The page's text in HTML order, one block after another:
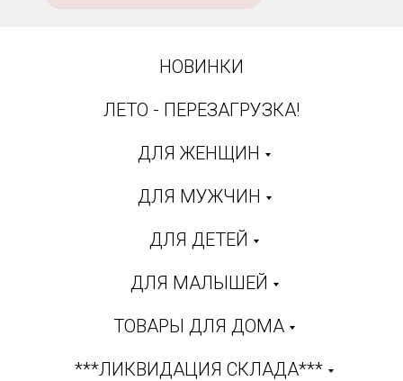
НОВИНКИ
ЛЕТО - ПЕРЕЗАГРУЗКА!
ДЛЯ ЖЕНЩИН
ДЛЯ МУЖЧИН
ДЛЯ ДЕТЕЙ
ДЛЯ МАЛЫШЕЙ
ТОВАРЫ ДЛЯ ДОМА
***ЛИКВИДАЦИЯ СКЛАДА***